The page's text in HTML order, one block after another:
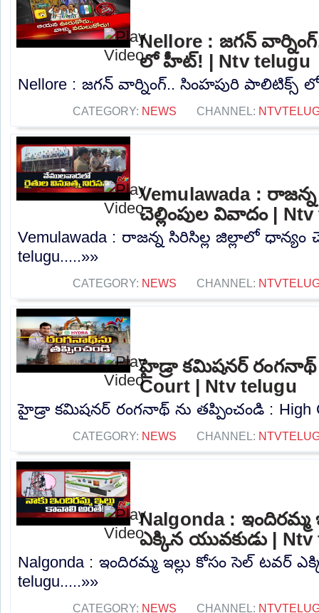
Nellore : జగన్
లో హీట్! | Ntv telugu
Nellore : జగన్ వార్నింగ్.. సింహపురి పాలిటిక్స్
CATEGORY: NEWS CHANNEL:
Vemulawada :
చెల్లింపుల వివాదం |
Vemulawada : రాజన్న సిరిసిల్ల జిల్లాలో ధాన్యం
telugu.....»»
CATEGORY: NEWS CHANNEL:
హైడ్రా కమిషనర్ రంగనాథ్
Court | Ntv telugu
హైడ్రా కమిషనర్ రంగనాథ్ ను తప్పించండి : High
CATEGORY: NEWS CHANNEL:
Nalgonda : ఇందిరమ్మ
ఎక్కిన యువకుడు | Ntv
Nalgonda : ఇందిరమ్మ ఇల్లు కోసం సెల్ టవర్
telugu.....»»
CATEGORY: NEWS CHANNEL: